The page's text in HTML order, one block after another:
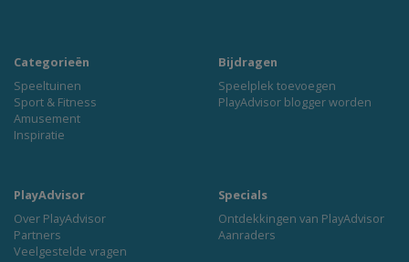
Categorieën
Speeltuinen
Sport & Fitness
Amusement
Inspiratie
Bijdragen
Speelplek toevoegen
PlayAdvisor blogger worden
PlayAdvisor
Over PlayAdvisor
Partners
Veelgestelde vragen
Specials
Ontdekkingen van PlayAdvisor
Aanraders